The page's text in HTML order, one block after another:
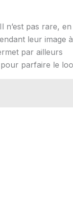
n’est pas rare, en
leur image
par ailleurs
parfaire le